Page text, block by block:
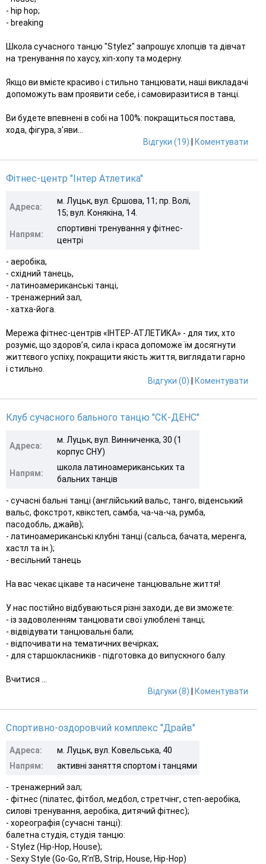
- hip hop;
- breaking
Школа сучасного танцю "Stylez" запрошує хлопців та дівчат
на тренування по хаусу, хіп-хопу та модерну.
Якщо ви вмієте красиво і стильно танцювати, наші викладачі
допоможуть вам проявити себе, і самовиразитися в танці.
Ви будете впевнені в собі на 100%: покращиться постава,
хода, фігура, з'яви...
Відгуки (19)
Коментувати
Фітнес-центр "Інтер Атлетика"
Адреса:
м. Луцьк, вул. Єршова, 11; пр. Волі,
15; вул. Конякіна, 14.
Напрям:
спортивні тренування у фітнес-
центрі
- аеробіка,
- східний танець,
- латиноамериканські танці,
- тренажерний зал,
- хатха-йога.
Мережа фітнес-центрів «ІНТЕР-АТЛЕТИКА» - для тих, хто
розуміє, що здоров’я, сила і краса допоможе їм досягнути
життєвого успіху, покращити якість життя, виглядати гарно
і стильно.
Відгуки (0)
Коментувати
Клуб сучасного бального танцю "СК-ДЕНС"
Адреса:
м. Луцьк, вул. Винниченка, 30 (1
корпус CНУ)
Напрям:
школа латиноамериканських та
бальних танців
- сучасні бальні танці (англійський вальс, танго, віденський
вальс, фокстрот, квікстеп, самба, ча-ча-ча, румба,
пасодобль, джайв);
- латиноамериканські клубні танці (сальса, бачата, меренга,
хастл та ін.);
- весільний танець
На вас чекає цікаве та насичене танцювальне життя!
У нас постійно відбуваються різні заходи, де ви зможете:
- із задоволенням танцювати свої улюблені танці;
- відвідувати танцювальні бали;
- відпочивати на тематичних вечірках;
- для старшокласників - підготовка до випускного балу.
Вчитися ...
Відгуки (8)
Коментувати
Спортивно-оздоровчий комплекс "Драйв"
Адреса:
м. Луцьк, вул. Ковельська, 40
Напрям:
активні заняття спортом і танцями
- тренажерний зал;
- фітнес (пілатес, фітбол, медбол, стретчінг, степ-аеробіка,
силові тренування, аеробіка, дитячий фітнес);
- хореографія (сучасні танці):
балетна студія, студія танцю:
- Stylez (Hip-Hop, House);
- Sexy Style (Go-Go, R’n’B, Strip, House, Hip-Hop)